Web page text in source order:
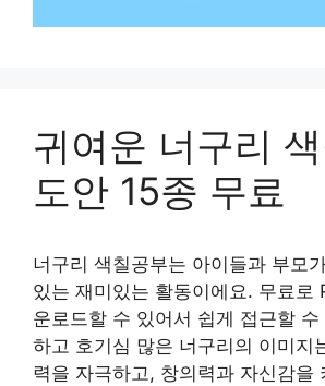
귀여운 너구리
도안 15종 무료
너구리 색칠공부는 아이들과 부모
있는 재미있는 활동이에요. 무료로
운로드할 수 있어서 쉽게 접근할 수
하고 호기심 많은 너구리의 이미지
력을 자극하고, 창의력과 자신감을